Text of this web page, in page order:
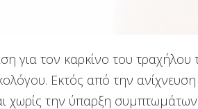
για τον καρκίνο του
Εκτός από την
χωρίς την ύπαρξη συμπτωμάτων.